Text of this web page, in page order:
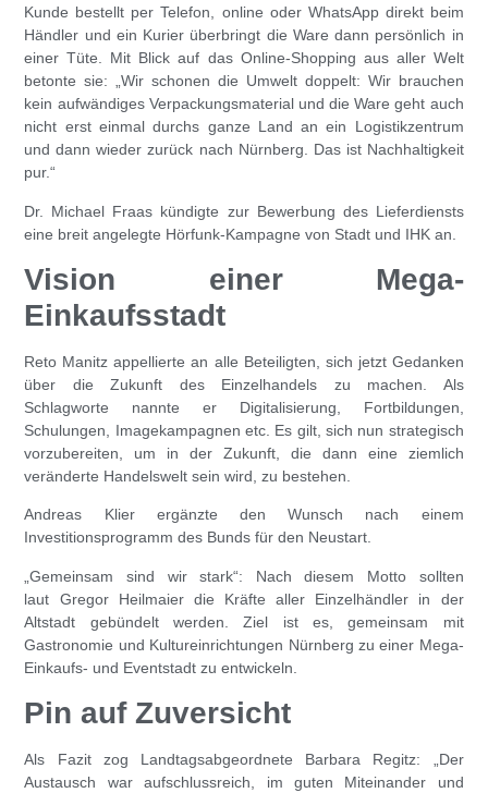
Kunde bestellt per Telefon, online oder WhatsApp direkt beim
Händler und ein Kurier überbringt die Ware dann persönlich in
einer Tüte. Mit Blick auf das Online-Shopping aus aller Welt
betonte sie: „Wir schonen die Umwelt doppelt: Wir brauchen
kein aufwändiges Verpackungsmaterial und die Ware geht auch
nicht erst einmal durchs ganze Land an ein Logistikzentrum
und dann wieder zurück nach Nürnberg. Das ist Nachhaltigkeit
pur.“
Dr. Michael Fraas kündigte zur Bewerbung des Lieferdiensts
eine breit angelegte Hörfunk-Kampagne von Stadt und IHK an.
Vision einer Mega-
Einkaufsstadt
Reto Manitz appellierte an alle Beteiligten, sich jetzt Gedanken
über die Zukunft des Einzelhandels zu machen. Als
Schlagworte nannte er Digitalisierung, Fortbildungen,
Schulungen, Imagekampagnen etc. Es gilt, sich nun strategisch
vorzubereiten, um in der Zukunft, die dann eine ziemlich
veränderte Handelswelt sein wird, zu bestehen.
Andreas Klierergänzte den Wunsch nach einem
Investitionsprogramm des Bunds für den Neustart.
„Gemeinsam sind wir stark“: Nach diesem Motto sollten
laut Gregor Heilmaierdie Kräfte aller Einzelhändler in der
Altstadt gebündelt werden. Ziel ist es, gemeinsam mit
Gastronomie und Kultureinrichtungen Nürnberg zu einer Mega-
Einkaufs- und Eventstadt zu entwickeln.
Pin auf Zuversicht
Als Fazit zog Landtagsabgeordnete Barbara Regitz: „Der
Austausch war aufschlussreich, im guten Miteinander und